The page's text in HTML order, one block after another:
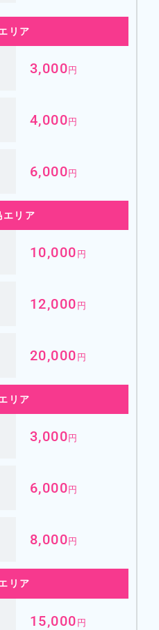
リア
3,000 円
4,000 円
6,000 円
エリア
10,000 円
12,000 円
20,000 円
リア
3,000 円
6,000 円
8,000 円
リア
15,000 円